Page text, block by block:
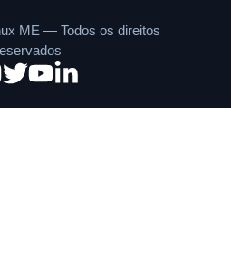
ME — Todos os direitos